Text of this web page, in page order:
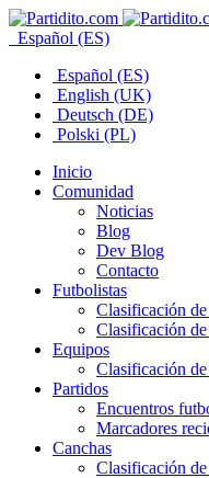
Español (ES)
Español (ES)
English (UK)
Deutsch (DE)
Polski (PL)
Inicio
Comunidad
Noticias
Blog
Dev Blog
Contacto
Futbolistas
Clasificación
Clasificación
Equipos
Clasificación
Partidos
Encuentros
Marcadores
Canchas
Clasificación de